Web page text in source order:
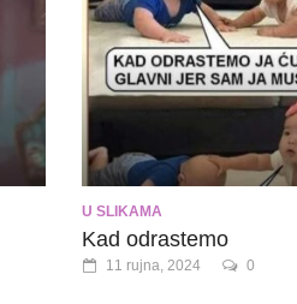
U SLIKAMA
Kad odrastemo
11 rujna, 2024 0